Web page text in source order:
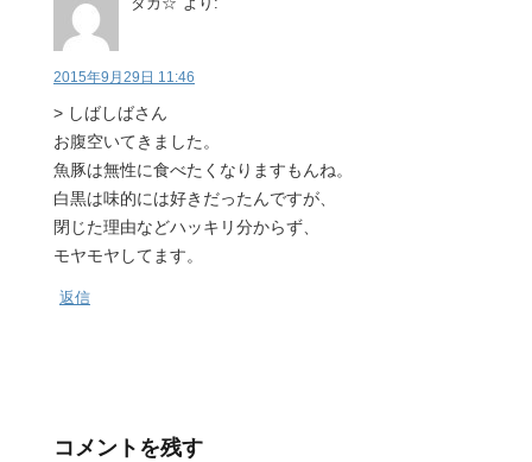
2015年9月29日 11:46
> しばしばさん
お腹空いてきました。
魚豚は無性に食べたくなりますもんね。
白黒は味的には好きだったんですが、
閉じた理由などハッキリ分からず、
モヤモヤしてます。
返信
コメントを残す